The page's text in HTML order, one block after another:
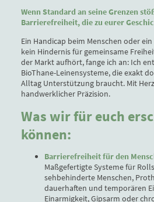
Wenn Standard an seine Grenzen
Barrierefreiheit, die zu eurer
Ein Handicap beim Menschen oder
kein Hindernis für gemeinsame
der Markt aufhört, fange ich an: Ich
BioThane-Leinensysteme, die exakt
Alltag Unterstützung braucht. Mit
handwerklicher Präzision.
Was wir für euch
können:
Barrierefreiheit für den
Maßgefertigte Systeme für
sehbehinderte Menschen,
dauerhaften und temporären
Einarmigkeit, Gipsarm oder